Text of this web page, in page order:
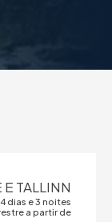
TALLINN
4 dias e 3 noites
a partir de